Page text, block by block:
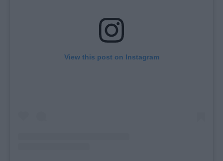
View this post on Instagram